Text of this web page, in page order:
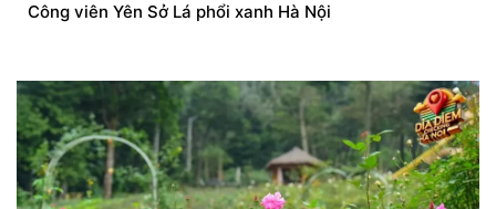
Công viên Yên Sở Lá phổi xanh Hà Nội